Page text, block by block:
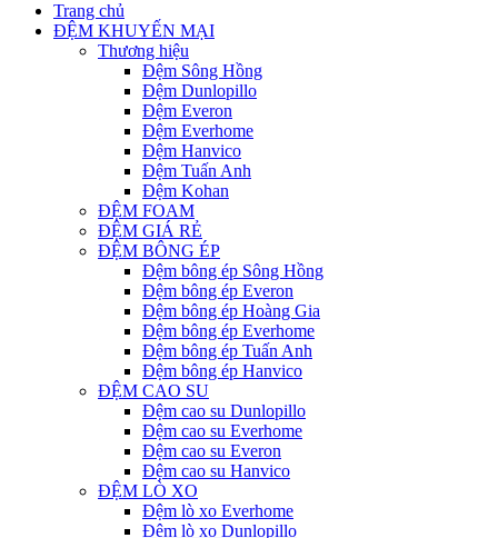
Trang chủ
ĐỆM KHUYẾN MẠI
Thương hiệu
Đệm Sông Hồng
Đệm Dunlopillo
Đệm Everon
Đệm Everhome
Đệm Hanvico
Đệm Tuấn Anh
Đệm Kohan
ĐỆM FOAM
ĐỆM GIÁ RẺ
ĐỆM BÔNG ÉP
Đệm bông ép Sông Hồng
Đệm bông ép Everon
Đệm bông ép Hoàng Gia
Đệm bông ép Everhome
Đệm bông ép Tuấn Anh
Đệm bông ép Hanvico
ĐỆM CAO SU
Đệm cao su Dunlopillo
Đệm cao su Everhome
Đệm cao su Everon
Đệm cao su Hanvico
ĐỆM LÒ XO
Đệm lò xo Everhome
Đệm lò xo Dunlopillo